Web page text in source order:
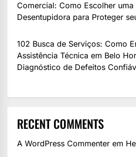
Comercial: Como Escolher uma
Desentupidora para Proteger
102 Busca de Serviços: Como
Assistência Técnica em Belo
Diagnóstico de Defeitos
RECENT COMMENTS
A WordPress Commenter em